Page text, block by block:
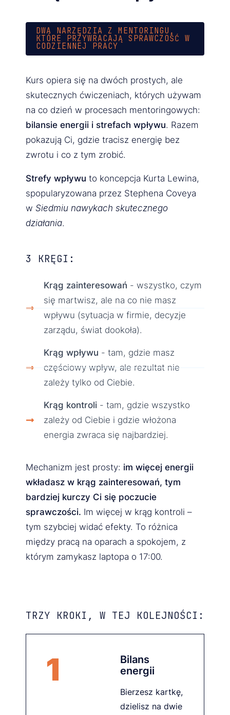
DWA NARZĘDZIA Z MENTORINGU,
KTÓRE PRZYWRACAJĄ SPRAWCZOŚĆ W
CODZIENNEJ PRACY
Kurs opiera się na dwóch prostych, ale
skutecznych ćwiczeniach, których używam
na co dzień w procesach mentoringowych:
bilansie energii i strefach wpływu. Razem
pokazują Ci, gdzie tracisz energię bez
zwrotu i co z tym zrobić.
Strefy wpływu to koncepcja Kurta Lewina,
spopularyzowana przez Stephena Coveya
w Siedmiu nawykach skutecznego
działania.
3 KRĘGI:
Krąg zainteresowań - wszystko, czym
się martwisz, ale na co nie masz
wpływu (sytuacja w firmie, decyzje
zarządu, świat dookoła).
Krąg wpływu - tam, gdzie masz
częściowy wpływ, ale rezultat nie
zależy tylko od Ciebie.
Krąg kontroli - tam, gdzie wszystko
zależy od Ciebie i gdzie włożona
energia zwraca się najbardziej.
Mechanizm jest prosty: im więcej energii
wkładasz w krąg zainteresowań, tym
bardziej kurczy Ci się poczucie
sprawczości. Im więcej w krąg kontroli –
tym szybciej widać efekty. To różnica
między pracą na oparach a spokojem, z
którym zamykasz laptopa o 17:00.
TRZY KROKI, W TEJ KOLEJNOŚCI:
1
Bilans
energii
Bierzesz kartkę,
dzielisz na dwie